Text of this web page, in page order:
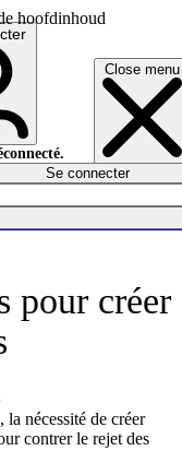
hoofdinhoud
Close menu
Se connecter
pour créer
la nécessité de créer
contrer le rejet des